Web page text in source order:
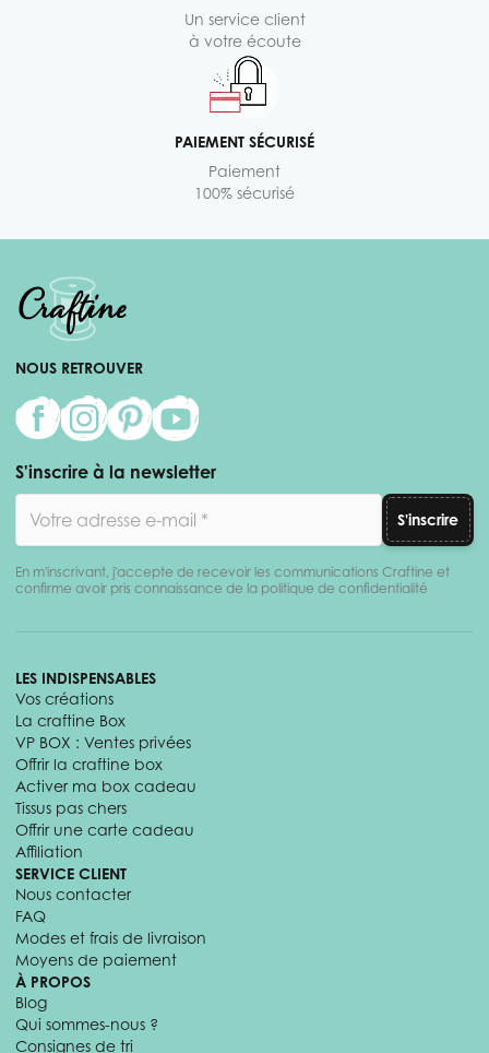
Un service client
à votre écoute
PAIEMENT SÉCURISÉ
Paiement
100% sécurisé
NOUS RETROUVER
S'inscrire à la newsletter
S'inscrire
En m'inscrivant, j'accepte de recevoir les communications Craftine et
confirme avoir pris connaissance de la politique de confidentialité
LES INDISPENSABLES
Vos créations
La craftine Box
VP BOX : Ventes privées
Offrir la craftine box
Activer ma box cadeau
Tissus pas chers
Offrir une carte cadeau
Affiliation
SERVICE CLIENT
Nous contacter
FAQ
Modes et frais de livraison
Moyens de paiement
À PROPOS
Blog
Qui sommes-nous ?
Consignes de tri